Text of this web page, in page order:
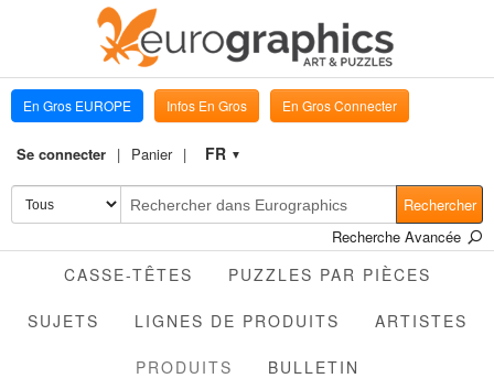
En Gros EUROPE Infos En Gros En Gros Connecter
Se connecter Panier FR ▼
Rechercher
Recherche Avancée
CASSE-TÊTES PUZZLES PAR PIÈCES
SUJETS LIGNES DE PRODUITS ARTISTES
PRODUITS ACTIVEBULLETIN